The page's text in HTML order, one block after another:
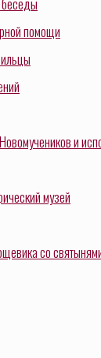
помощи
и
музей
со